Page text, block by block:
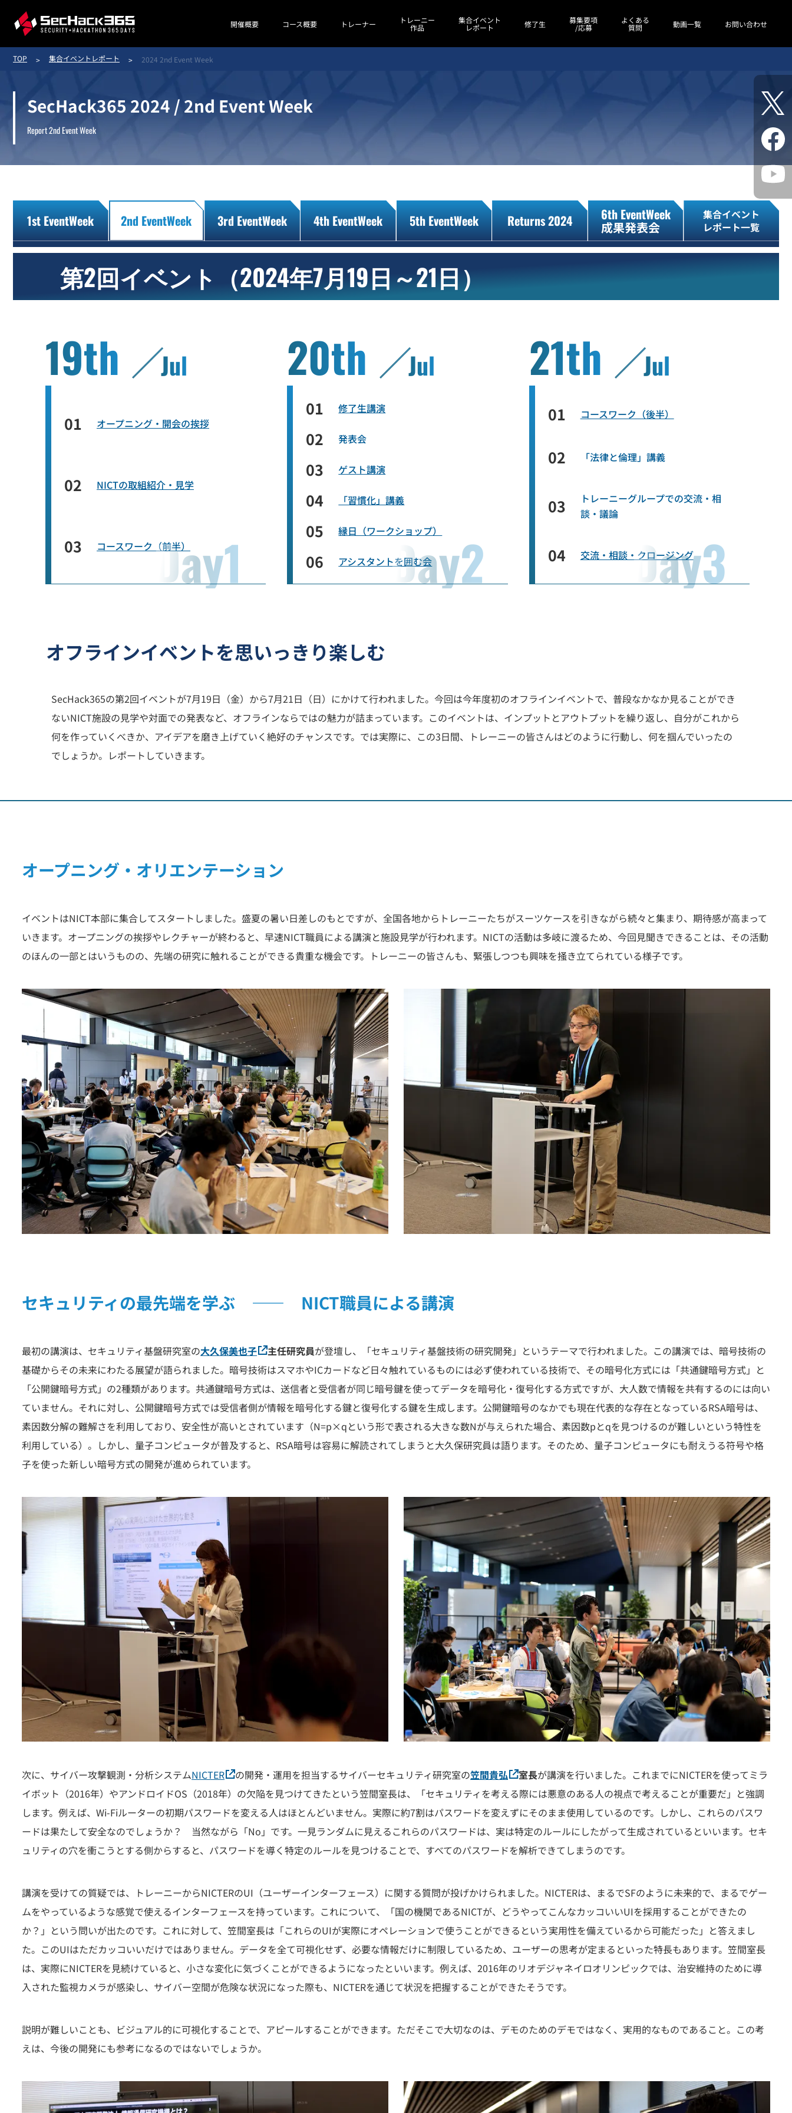
開催概要 コース概要 トレーナー トレーニー
作品
集合イベント
レポート 修了生 募集要項
/応募
よくある
質問 動画一覧 お問い合わせ
TOP 集合イベントレポート 2024 2nd Event Week
SecHack365 2024 / 2nd Event Week
Report 2nd Event Week
1st EventWeek 2nd EventWeek 3rd EventWeek 4th EventWeek 5th EventWeek Returns 2024 6th EventWeek
成果発表会
集合イベント
レポート一覧
第2回イベント （2024年7月19日～21日）
19th Jul 20th Jul 21th Jul
01 オープニング・開会の挨拶
02 NICTの取組紹介・見学
03 コースワーク（前半）
01 修了生講演
02 発表会
03 ゲスト講演
04 「習慣化」講義
05 縁日（ワークショップ）
06 アシスタントを囲む会
01 コースワーク（後半）
02 「法律と倫理」講義
03
トレーニーグループでの交流・相
談・議論
04 交流・相談・クロージング
オフラインイベントを思いっきり楽しむ
SecHack365の第2回イベントが7月19日（金）から7月21日（日）にかけて行われました。今回は今年度初のオフラインイベントで、普段なかなか見ることができ
ないNICT施設の見学や対面での発表など、オフラインならではの魅力が詰まっています。このイベントは、インプットとアウトプットを繰り返し、自分がこれから
何を作っていくべきか、アイデアを磨き上げていく絶好のチャンスです。では実際に、この3日間、トレーニーの皆さんはどのように行動し、何を掴んでいったの
でしょうか。レポートしていきます。
オープニング・オリエンテーション
イベントはNICT本部に集合してスタートしました。盛夏の暑い日差しのもとですが、全国各地からトレーニーたちがスーツケースを引きながら続々と集まり、期待感が高まって
いきます。オープニングの挨拶やレクチャーが終わると、早速NICT職員による講演と施設見学が行われます。NICTの活動は多岐に渡るため、今回見聞きできることは、その活動
のほんの一部とはいうものの、先端の研究に触れることができる貴重な機会です。トレーニーの皆さんも、緊張しつつも興味を掻き立てられている様子です。
セキュリティの最先端を学ぶ ―― NICT職員による講演
最初の講演は、セキュリティ基盤研究室の大久保美也子 主任研究員が登壇し、「セキュリティ基盤技術の研究開発」というテーマで行われました。この講演では、暗号技術の
基礎からその未来にわたる展望が語られました。暗号技術はスマホやICカードなど日々触れているものには必ず使われている技術で、その暗号化方式には「共通鍵暗号方式」と
「公開鍵暗号方式」の2種類があります。共通鍵暗号方式は、送信者と受信者が同じ暗号鍵を使ってデータを暗号化・復号化する方式ですが、大人数で情報を共有するのには向い
ていません。それに対し、公開鍵暗号方式では受信者側が情報を暗号化する鍵と復号化する鍵を生成します。公開鍵暗号のなかでも現在代表的な存在となっているRSA暗号は、
素因数分解の難解さを利用しており、安全性が高いとされています（N=p×qという形で表される大きな数Nが与えられた場合、素因数pとqを見つけるのが難しいという特性を
利用している）。しかし、量子コンピュータが普及すると、RSA暗号は容易に解読されてしまうと大久保研究員は語ります。そのため、量子コンピュータにも耐えうる符号や格
子を使った新しい暗号方式の開発が進められています。
次に、サイバー攻撃観測・分析システムNICTER の開発・運用を担当するサイバーセキュリティ研究室の笠間貴弘 室長が講演を行いました。これまでにNICTERを使ってミラ
イボット（2016年）やアンドロイドOS（2018年）の欠陥を見つけてきたという笠間室長は、「セキュリティを考える際には悪意のある人の視点で考えることが重要だ」と強調
します。例えば、Wi-Fiルーターの初期パスワードを変える人はほとんどいません。実際に約7割はパスワードを変えずにそのまま使用しているのです。しかし、これらのパスワ
ードは果たして安全なのでしょうか？ 当然ながら「No」です。一見ランダムに見えるこれらのパスワードは、実は特定のルールにしたがって生成されているといいます。セキ
ュリティの穴を衝こうとする側からすると、パスワードを導く特定のルールを見つけることで、すべてのパスワードを解析できてしまうのです。
講演を受けての質疑では、トレーニーからNICTERのUI（ユーザーインターフェース）に関する質問が投げかけられました。NICTERは、まるでSFのように未来的で、まるでゲー
ムをやっているような感覚で使えるインターフェースを持っています。これについて、「国の機関であるNICTが、どうやってこんなカッコいいUIを採用することができたの
か？」という問いが出たのです。これに対して、笠間室長は「これらのUIが実際にオペレーションで使うことができるという実用性を備えているから可能だった」と答えまし
た。このUIはただカッコいいだけではありません。データを全て可視化せず、必要な情報だけに制限しているため、ユーザーの思考が定まるといった特長もあります。笠間室長
は、実際にNICTERを見続けていると、小さな変化に気づくことができるようになったといいます。例えば、2016年のリオデジャネイロオリンピックでは、治安維持のために導
入された監視カメラが感染し、サイバー空間が危険な状況になった際も、NICTERを通じて状況を把握することができたそうです。
説明が難しいことも、ビジュアル的に可視化することで、アピールすることができます。ただそこで大切なのは、デモのためのデモではなく、実用的なものであること。この考
えは、今後の開発にも参考になるのではないでしょうか。